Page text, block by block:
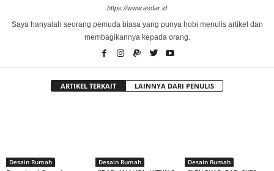
https://www.asdar.id
Saya hanyalah seorang pemuda biasa yang punya hobi menulis artikel dan
membagikannya kepada orang.
ARTIKEL TERKAIT LAINNYA DARI PENULIS
Desain Rumah Desain Rumah Desain Rumah